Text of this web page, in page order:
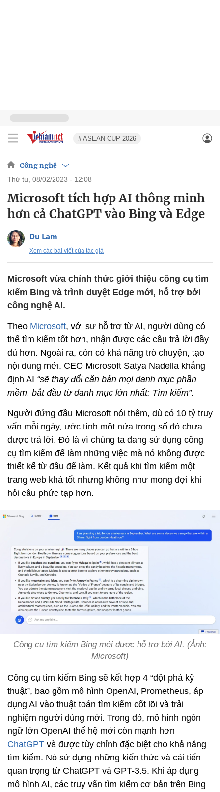
# ASEAN CUP 2026
Công nghệ
thứ tư, 08/02/2023 - 12:08
Microsoft tích hợp AI thông minh
hơn cả ChatGPT vào Bing và Edge
Du Lam
Xem các bài viết của tác giả
Microsoft vừa chính thức giới thiệu công cụ tìm
kiếm Bing và trình duyệt Edge mới, hỗ trợ bởi
công nghệ AI.
Theo Microsoft, với sự hỗ trợ từ AI, người dùng có
thể tìm kiếm tốt hơn, nhận được các câu trả lời đầy
đủ hơn. Ngoài ra, còn có khả năng trò chuyện, tạo
nội dung mới. CEO Microsoft Satya Nadella khẳng
định AI “sẽ thay đổi căn bản mọi danh mục phần
mềm, bắt đầu từ danh mục lớn nhất: Tìm kiếm”.
Người đứng đầu Microsoft nói thêm, dù có 10 tỷ truy
vấn mỗi ngày, ước tính một nửa trong số đó chưa
được trả lời. Đó là vì chúng ta đang sử dụng công
cụ tìm kiếm để làm những việc mà nó không được
thiết kế từ đầu để làm. Kết quả khi tìm kiếm một
trang web khá tốt nhưng không như mong đợi khi
hỏi câu phức tạp hơn.
Công cụ tìm kiếm Bing mới được hỗ trợ bởi AI. (Ảnh:
Microsoft)
Công cụ tìm kiếm Bing sẽ kết hợp 4 “đột phá kỹ
thuật”, bao gồm mô hình OpenAI, Prometheus, áp
dụng AI vào thuật toán tìm kiếm cốt lõi và trải
nghiệm người dùng mới. Trong đó, mô hình ngôn
ngữ lớn OpenAI thế hệ mới còn mạnh hơn
ChatGPT và được tùy chỉnh đặc biệt cho khả năng
tìm kiếm. Nó sử dụng những kiến thức và cải tiến
quan trọng từ ChatGPT và GPT-3.5. Khi áp dụng
mô hình AI, các truy vấn tìm kiếm cơ bản trên Bing